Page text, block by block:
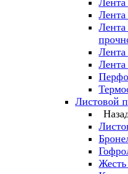
Лента
Лента
Листовой
Жесть